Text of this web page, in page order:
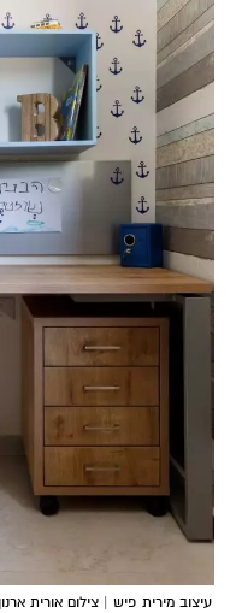
עיצוב מירית פיש | צילום אורית ארנון